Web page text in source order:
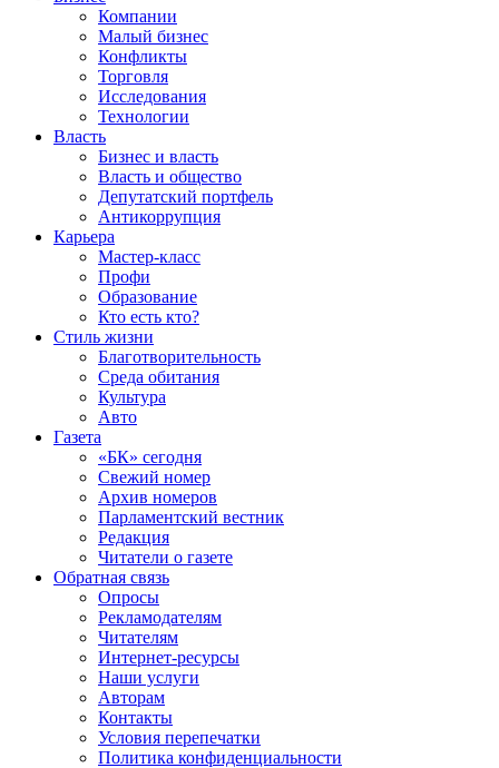
Компании
Малый бизнес
Конфликты
Торговля
Исследования
Технологии
Власть
Бизнес и власть
Власть и общество
Депутатский портфель
Антикоррупция
Карьера
Мастер-класс
Профи
Образование
Кто есть кто?
Стиль жизни
Благотворительность
Среда обитания
Культура
Авто
Газета
«БК» сегодня
Свежий номер
Архив номеров
Парламентский вестник
Редакция
Читатели о газете
Обратная связь
Опросы
Рекламодателям
Читателям
Интернет-ресурсы
Наши услуги
Авторам
Контакты
Условия перепечатки
Политика конфиденциальности